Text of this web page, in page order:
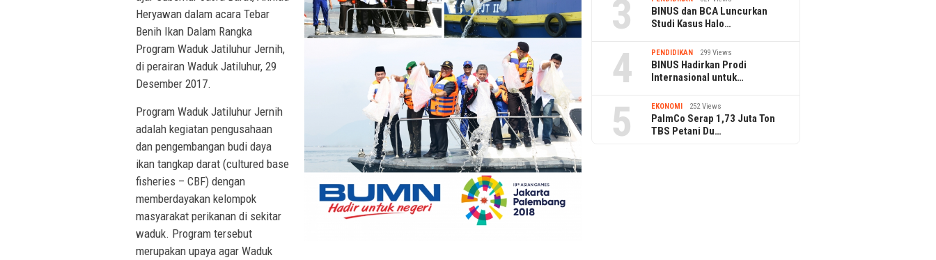
Heryawan dalam acara Tebar
Benih Ikan Dalam Rangka
Program Waduk Jatiluhur Jernih,
di perairan Waduk Jatiluhur, 29
Desember 2017.
Program Waduk Jatiluhur Jernih
adalah kegiatan pengusahaan
dan pengembangan budi daya
ikan tangkap darat (cultured base
fisheries – CBF) dengan
memberdayakan kelompok
masyarakat perikanan di sekitar
waduk. Program tersebut
merupakan upaya agar Waduk
3
BINUS dan BCA Luncurkan
Studi Kasus Halo…
4 PENDIDIKAN 299 Views
BINUS Hadirkan Prodi
Internasional untuk…
5 EKONOMI 252 Views
PalmCo Serap 1,73 Juta Ton
TBS Petani Du…